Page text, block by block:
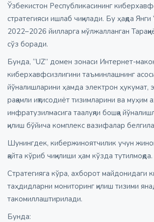
Ўзбекистон Республикасининг
стратегияси ишлаб чиқилади. Бу ҳақда
2022–2026 йилларга мўлжалланган
сўз боради.
Бунда, “UZ” домен зонаси Интернет-
киберхавфсизлигини таъминлашнинг
йўналишларини ҳамда электрон ҳукумат,
рақамли иқтисодиёт тизимларини ва муҳим
инфратузилмасига таалуқли бошқа
қилиш бўйича комплекс вазифалар
Шунингдек, кибержиноятчилик учун
қайта кўриб чиқилиши ҳам кўзда тутилмоқда.
Стратегияга кўра, ахборот майдонидаги
таҳдидларни мониторинг қилиш тизими
такомиллаштирилади.
Бунда: